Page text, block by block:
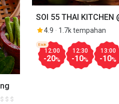
SOI 55 THAI KITCHEN
PERDANA
4.9 1.7k tempahan
12:00
-20%
Esok
12:30
-10%
13:00
-10%